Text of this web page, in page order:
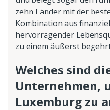
zehn Länder mit der
Kombination aus
hervorragender
zu einem äußerst
Welches sind
Unternehmen,
Luxemburg zu